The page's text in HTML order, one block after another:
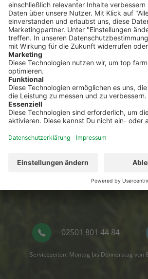
Archiv
Kontakt zum
Du hast Fragen zu top
Dann ruf uns an. Wir
02501 801 44 84
Servicezeiten: Montag bis Donnerstag von